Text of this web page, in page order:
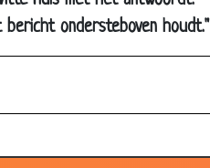
ondersteboven houdt."